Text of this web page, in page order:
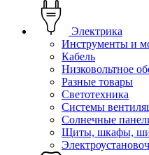
Электрика
Инструменты и
Кабель
Низковольтное
Разные товары
Светотехника
Системы
Солнечные
Щиты, шкафы,